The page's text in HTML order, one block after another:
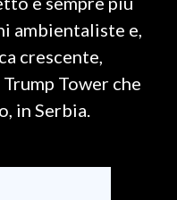
ambientaliste e,
crescente,
Tower che
in Serbia.